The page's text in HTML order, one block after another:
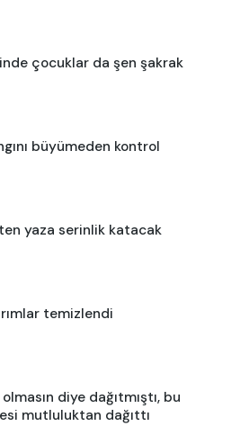
çocuklar da şen şakrak
büyümeden kontrol
yaza serinlik katacak
temizlendi
diye dağıtmıştı, bu
mutluluktan dağıttı